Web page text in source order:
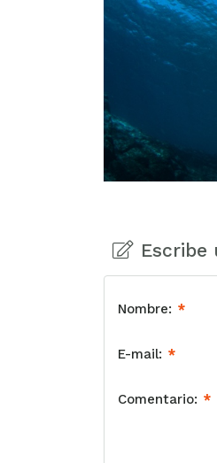
Escribe
Nombre: *
E-mail: *
Comentario: *